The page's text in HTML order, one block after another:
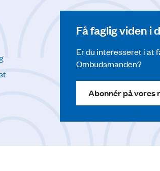
Få faglig viden i
Er du interesseret i at
Ombudsmanden?
Abonnér på vores